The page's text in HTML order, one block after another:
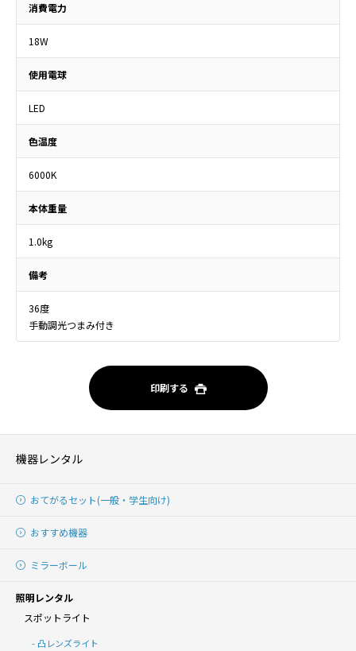
消費電力
18W
使用電球
LED
色温度
6000K
本体重量
1.0kg
備考
36度
手動調光つまみ付き
印刷する
機器レンタル
おてがるセット(一般・学生向け)
おすすめ機器
ミラーボール
照明レンタル
スポットライト
凸レンズライト